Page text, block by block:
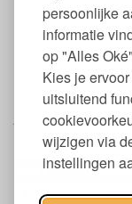
persoonlijke
informatie
op "Alles
Kies je
uitsluitend
wijzigen via
instellingen
formaldehyde,
Niet geschikt
Verkrijgbaar
Bamboe is
FSC
Afmetingen
bamboe
Maat